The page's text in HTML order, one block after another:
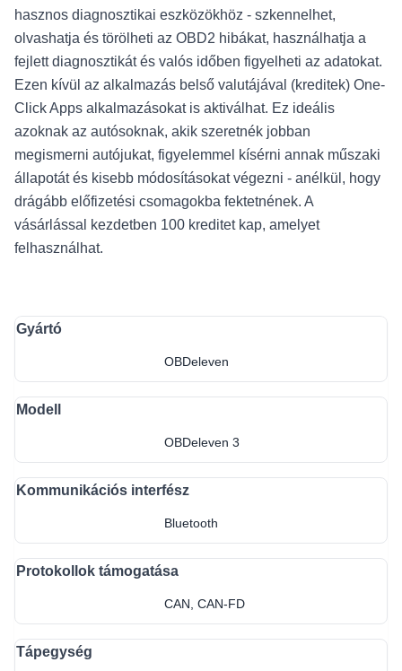
hasznos diagnosztikai eszközökhöz - szkennelhet,
olvashatja és törölheti az OBD2 hibákat, használhatja a
fejlett diagnosztikát és valós időben figyelheti az adatokat.
Ezen kívül az alkalmazás belső valutájával (kreditek) One-
Click Apps alkalmazásokat is aktiválhat. Ez ideális
azoknak az autósoknak, akik szeretnék jobban
megismerni autójukat, figyelemmel kísérni annak műszaki
állapotát és kisebb módosításokat végezni - anélkül, hogy
drágább előfizetési csomagokba fektetnének. A
vásárlással kezdetben 100 kreditet kap, amelyet
felhasználhat.
Gyártó
OBDeleven
Modell
OBDeleven 3
Kommunikációs interfész
Bluetooth
Protokollok támogatása
CAN, CAN-FD
Tápegység